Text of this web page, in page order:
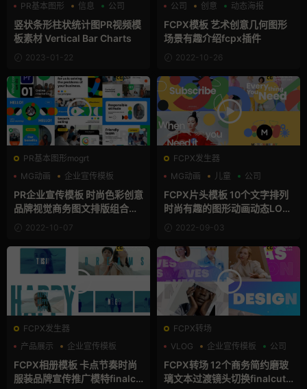
PR基本图形
信息 公司
竖状条形柱状统计图PR视频模
板素材 Vertical Bar Charts
2023-01-22
公司
创意 动态海报
FCPX模板 艺术创意几何图形
场景有趣介绍fcpx插件
2022-10-26
PR基本图形mogrt
MG动画
企业宣传模板
儿童
PR企业宣传模板 时尚色彩创意
品牌视觉商务图文排版组合图
形动画2022-10-07
FCPX发生器
MG动画
儿童 公司
FCPX片头模板 10个文字排列
时尚有趣的图形动画动态LOG
O演绎视频
2022-09-03
FCPX发生器
产品展示
企业宣传模板
FCPX相册模板 卡点节奏时尚
服装品牌宣传推广模特finalcu
FCPX转场
VLOG
企业宣传模板 公司
FCPX转场 12个商务简约磨玻
璃文本过渡镜头切换finalcut